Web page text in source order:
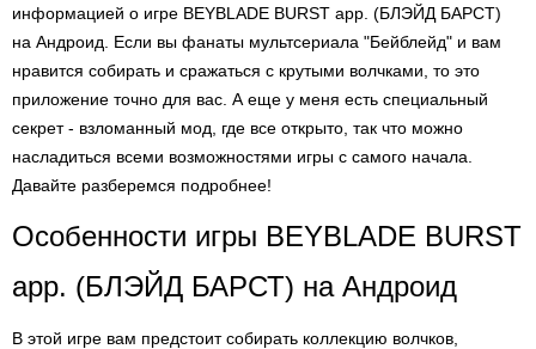
информацией о игре BEYBLADE BURST app. (БЛЭЙД БАРСТ)
на Андроид. Если вы фанаты мультсериала "Бейблейд" и вам
нравится собирать и сражаться с крутыми волчками, то это
приложение точно для вас. А еще у меня есть специальный
секрет - взломанный мод, где все открыто, так что можно
насладиться всеми возможностями игры с самого начала.
Давайте разберемся подробнее!
Особенности игры BEYBLADE BURST
app. (БЛЭЙД БАРСТ) на Андроид
В этой игре вам предстоит собирать коллекцию волчков,